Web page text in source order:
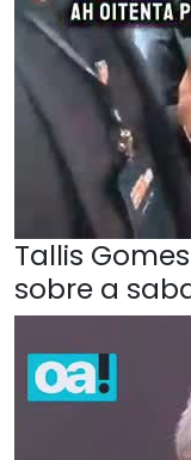
Tallis
sobre a